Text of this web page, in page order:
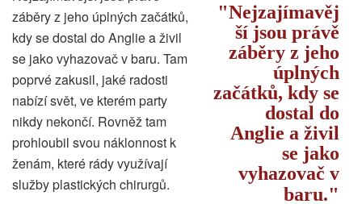
Nejzajímavěj
ší jsou právě
záběry z jeho
úplných
začátků, kdy se
dostal do
Anglie a živil
se jako
vyhazovač v
baru.
záběry z jeho úplných začátků,
kdy se dostal do Anglie a živil
se jako vyhazovač v baru. Tam
poprvé zakusil, jaké radosti
nabízí svět, ve kterém party
nikdy nekončí. Rovněž tam
prohloubil svou náklonnost k
ženám, které rády využívají
služby plastických chirurgů.